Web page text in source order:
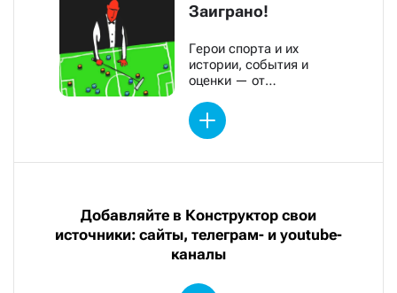
Заиграно!
Герои спорта и их
истории, события и
оценки — от
Добавляйте в Конструктор свои
источники: сайты, телеграм- и youtube-
каналы